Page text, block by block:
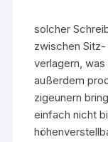
solcher
zwischen
verlagern,
außerdem
zigeunern
einfach nicht